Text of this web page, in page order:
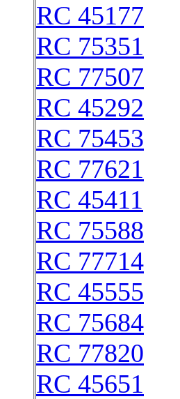
RC 45177
RC 75351
RC 77507
RC 45292
RC 75453
RC 77621
RC 45411
RC 75588
RC 77714
RC 45555
RC 75684
RC 77820
RC 45651